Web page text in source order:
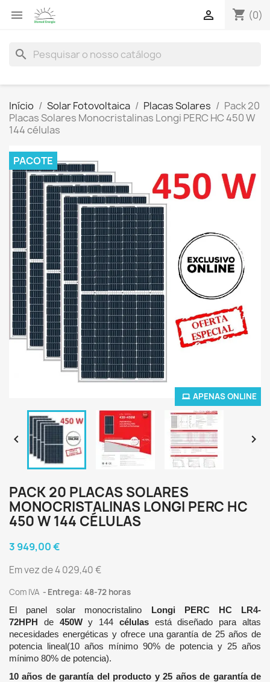
 shopping_cart (0)

search
Início Solar Fotovoltaica Placas Solares
Pack 20
Placas Solares Monocristalinas Longi PERC HC 450 W
144 células
APENAS ONLINE
PACOTE
 
PACK 20 PLACAS SOLARES
MONOCRISTALINAS LONGI PERC HC
450 W 144 CÉLULAS
3 949,00 €
Em vez de 4 029,40 €
Com IVA Entrega: 48-72 horas
El panel solar monocristalino Longi PERC HC LR4-
72HPH de450Wy 144 célulasestá diseñado para altas
necesidades energéticas y ofrece una garantía de 25 años de
potencia lineal(10 años mínimo 90% de potencia y 25 años
mínimo 80% de potencia).
10 años de garantía del producto y 25 años de garantía de